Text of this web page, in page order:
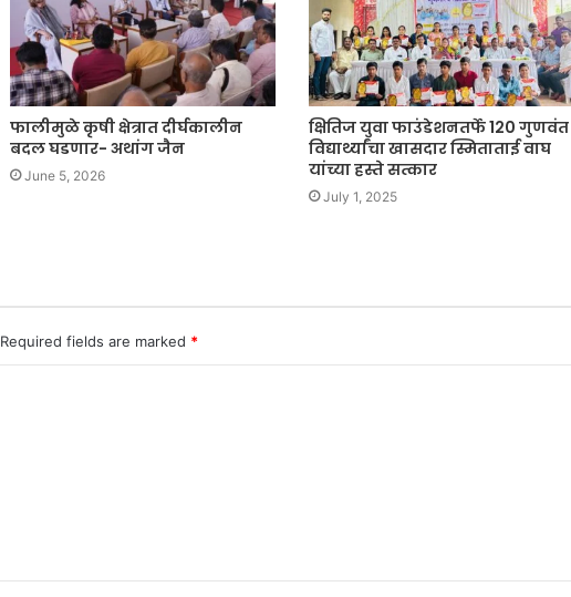
फालीमुळे कृषी क्षेत्रात दीर्घकालीन
बदल घडणार- अथांग जैन
June 5, 2026
क्षितिज युवा फाउंडेशनतर्फे 120 गुणवंत
विद्यार्थ्यांचा खासदार स्मिताताई वाघ
यांच्या हस्ते सत्कार
July 1, 2025
Required fields are marked *